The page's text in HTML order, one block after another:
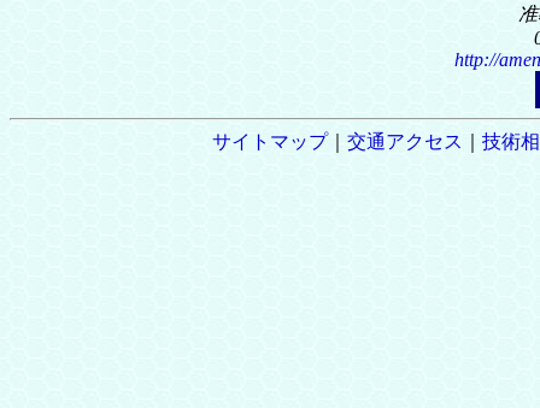
http://
サイトマップ｜ 交通アクセス 技術